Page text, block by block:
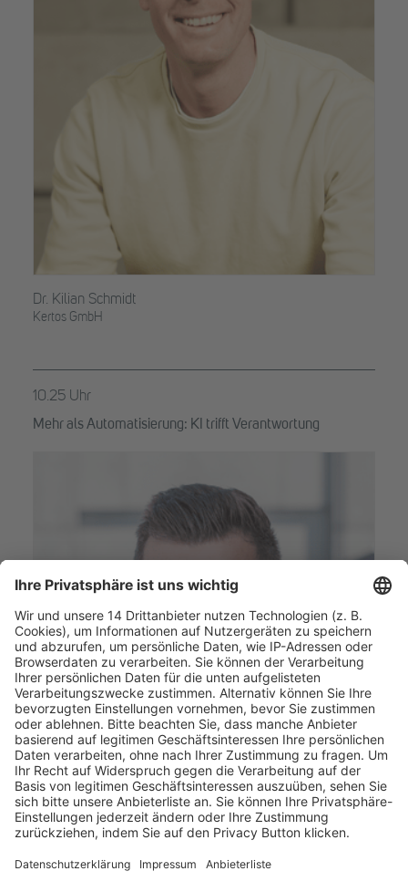
Dr. Kilian Schmidt
Kertos GmbH
10.25 Uhr
Mehr als Automatisierung: KI trifft Verantwortung